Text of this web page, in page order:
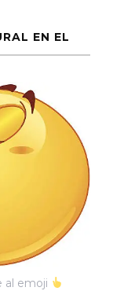
EN EL
al emoji